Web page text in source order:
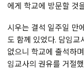
에게 학교에 방문할 것
시우는 결석 일주일 만
도 함께 있었다. 담임교
없으니 학교에 출석하
임교사의 권유를 거절